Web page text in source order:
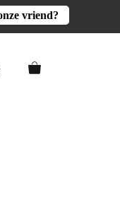
vriend?